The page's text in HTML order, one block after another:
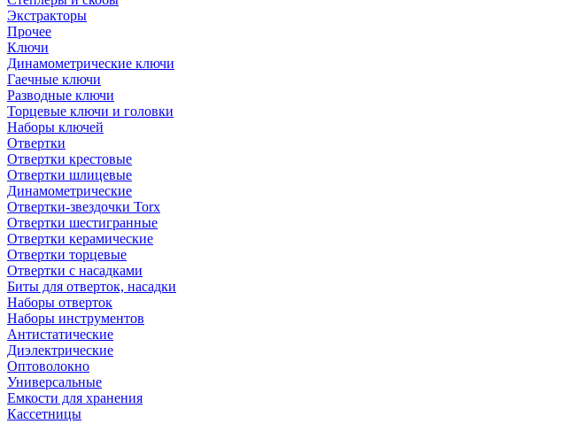
Экстракторы
Прочее
Ключи
Динамометрические ключи
Гаечные ключи
Разводные ключи
Торцевые ключи и головки
Наборы ключей
Отвертки
Отвертки крестовые
Отвертки шлицевые
Динамометрические
Отвертки-звездочки Torx
Отвертки шестигранные
Отвертки керамические
Отвертки торцевые
Отвертки с насадками
Биты для отверток, насадки
Наборы отверток
Наборы инструментов
Антистатические
Диэлектрические
Оптоволокно
Универсальные
Емкости для хранения
Кассетницы